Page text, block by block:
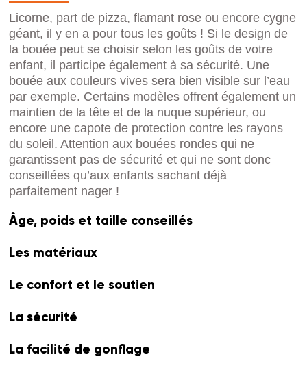
Licorne, part de pizza, flamant rose ou encore cygne
géant, il y en a pour tous les goûts ! Si le design de
la bouée peut se choisir selon les goûts de votre
enfant, il participe également à sa sécurité. Une
bouée aux couleurs vives sera bien visible sur l’eau
par exemple. Certains modèles offrent également un
maintien de la tête et de la nuque supérieur, ou
encore une capote de protection contre les rayons
du soleil. Attention aux bouées rondes qui ne
garantissent pas de sécurité et qui ne sont donc
conseillées qu’aux enfants sachant déjà
parfaitement nager !
Âge, poids et taille conseillés
Les matériaux
Le confort et le soutien
La sécurité
La facilité de gonflage